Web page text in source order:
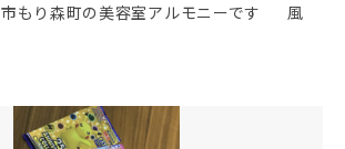
市もり森町の美容室アルモニーです 風